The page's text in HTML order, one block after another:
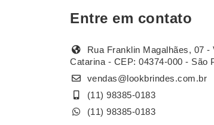
Entre em contato
Rua Franklin Magalhães, 07 -
Catarina - CEP: 04374-000 - São
vendas@lookbrindes.com.br
(11) 98385-0183
(11) 98385-0183